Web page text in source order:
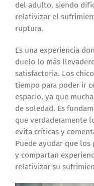
del adulto, siendo
relativizar el
ruptura.
Es una experiencia
duelo lo más
satisfactoria. Los
tiempo para poder ir
espacio, ya que
de soledad. Es
que verdaderamente
evita críticas y
Puede ayudar que los
y compartan
relativizar su